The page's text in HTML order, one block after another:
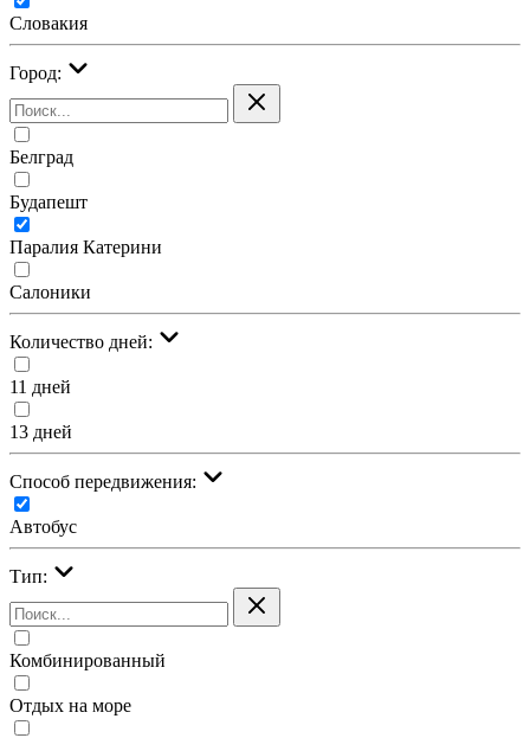
Словакия
Город:
Белград
Будапешт
Паралия Катерини
Салоники
Количество дней:
11 дней
13 дней
Cпособ передвижения:
Автобус
Тип:
Комбинированный
Отдых на море